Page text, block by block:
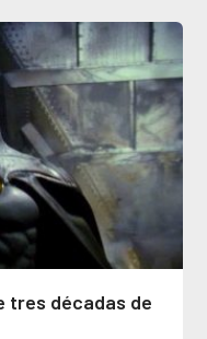
tres décadas de